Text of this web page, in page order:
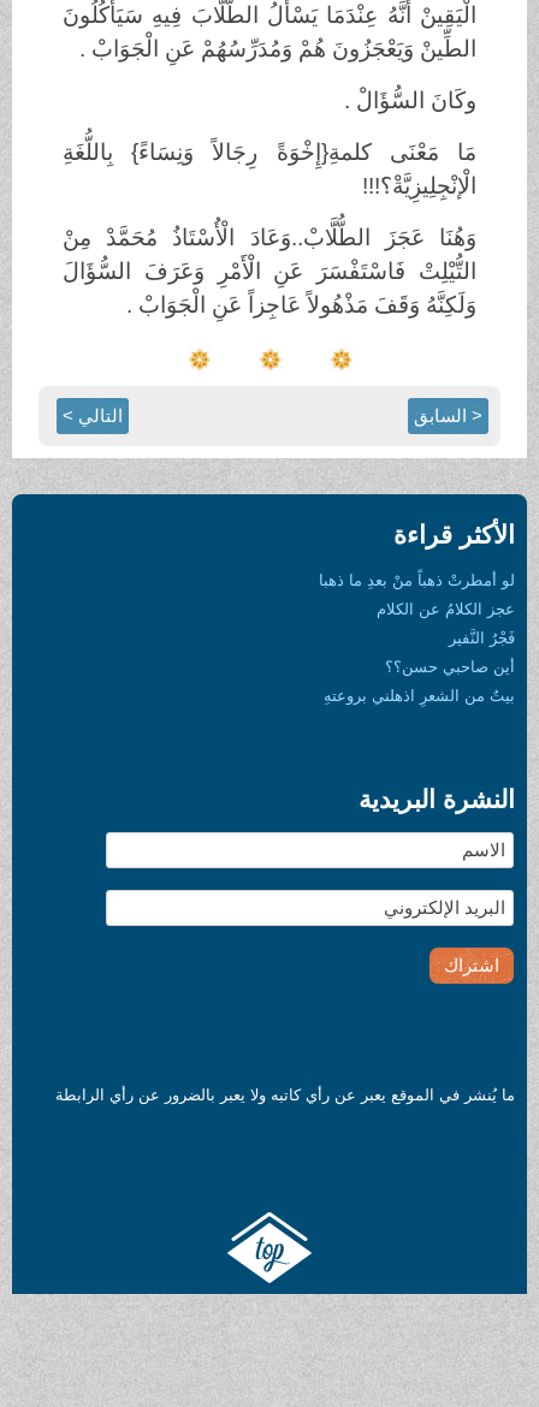
الْيَقِينْ أَنَّهُ عِنْدَمَا يَسْأَلُ الطُّلَّابَ فِيهِ سَيَأْكُلُونَ
الطِّينْ وَيَعْجَزُونَ هُمْ وَمُدَرِّسُهُمْ عَنِ الْجَوَابْ .
وكَانَ السُّؤَالْ .
مَا مَعْنَى كلمةِ{إِخْوَةً رِجَالاً وَنِسَاءً} بِاللُّغَةِ
الْإنْجِلِيزِيَّةْ؟!!!
وَهُنَا عَجَزَ الطُّلَّابْ..وَعَادَ الْأُسْتَاذُ مُحَمَّدْ مِنْ
التُّيْلِتْ فَاسْتَفْسَرَ عَنِ الْأَمْرِ وَعَرَفَ السُّؤَالَ
وَلَكِنَّهُ وَقَفَ مَذْهُولاً عَاجِزاً عَنِ الْجَوَابْ .
< السابق التالي >
الأكثر قراءة
لو أمطرتْ ذهباً منْ بعدِ ما ذهبا
عجز الكلامُ عن الكلام
فَجْرُ النَّفير
أين صاحبي حسن؟؟
بيتٌ من الشعرِ اذهلني بروعتهِ
النشرة البريدية
ما يُنشر في الموقع يعبر عن رأي كاتبه ولا يعبر بالضرور عن رأي الرابطة